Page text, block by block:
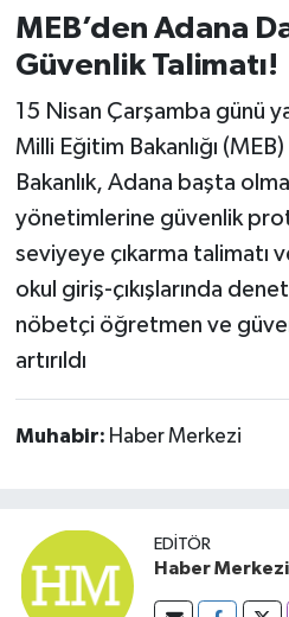
MEB’den Adana
Güvenlik Talimatı!
15 Nisan Çarşamba günü
Milli Eğitim Bakanlığı
Bakanlık, Adana başta
yönetimlerine güvenlik
seviyeye çıkarma talimatı
okul giriş-çıkışlarında
nöbetçi öğretmen ve
artırıldı
Muhabir: Haber Merkezi
EDITÖR
Haber Merkezi
TÜRKİYE
YAŞAM